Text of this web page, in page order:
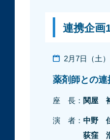
連携企
2月7日（土
薬剤師との
座 長： 関屋
演 者： 中野
荻窪